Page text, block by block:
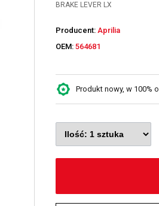
BRAKE LEVER LX
Producent: Aprilia
OEM: 564681
Produkt nowy, w 100%